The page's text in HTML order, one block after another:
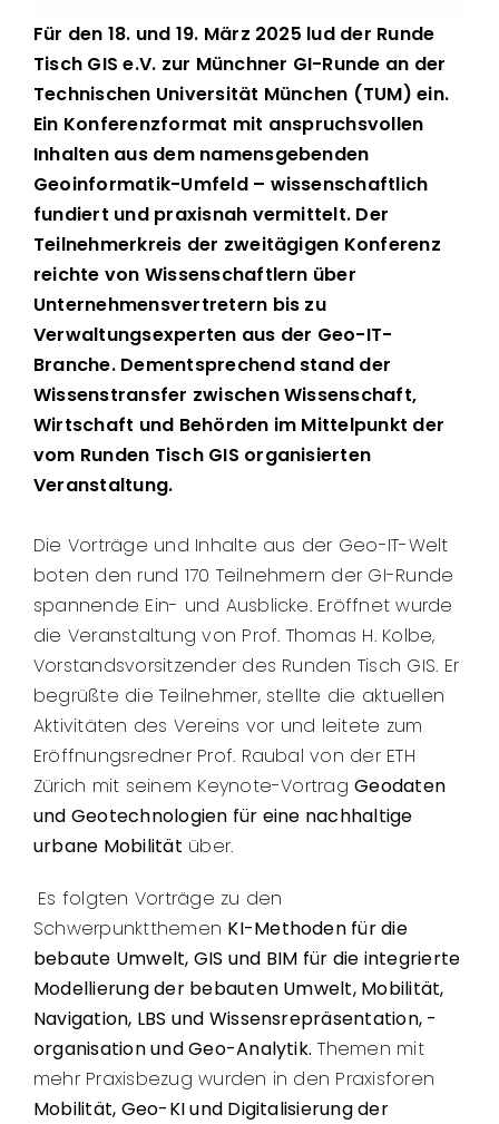
Für den 18. und 19. März 2025 lud der Runde
Tisch GIS e.V. zur Münchner GI-Runde an der
Technischen Universität München (TUM) ein.
Ein Konferenzformat mit anspruchsvollen
Inhalten aus dem namensgebenden
Geoinformatik-Umfeld – wissenschaftlich
fundiert und praxisnah vermittelt. Der
Teilnehmerkreis der zweitägigen Konferenz
reichte von Wissenschaftlern über
Unternehmensvertretern bis zu
Verwaltungsexperten aus der Geo-IT-
Branche. Dementsprechend stand der
Wissenstransfer zwischen Wissenschaft,
Wirtschaft und Behörden im Mittelpunkt der
vom Runden Tisch GIS organisierten
Veranstaltung.
Die Vorträge und Inhalte aus der Geo-IT-Welt
boten den rund 170 Teilnehmern der GI-Runde
spannende Ein- und Ausblicke. Eröffnet wurde
die Veranstaltung von Prof. Thomas H. Kolbe,
Vorstandsvorsitzender des Runden Tisch GIS. Er
begrüßte die Teilnehmer, stellte die aktuellen
Aktivitäten des Vereins vor und leitete zum
Eröffnungsredner Prof. Raubal von der ETH
Zürich mit seinem Keynote-VortragGeodaten
und Geotechnologien für eine nachhaltige
urbane Mobilität über.
Es folgten Vorträge zu den
Schwerpunktthemen KI-Methoden für die
bebaute Umwelt, GIS und BIM für die integrierte
Modellierung der bebauten Umwelt, Mobilität,
Navigation, LBS und Wissensrepräsentation, -
organisation und Geo-Analytik. Themen mit
mehr Praxisbezug wurden in den Praxisforen
Mobilität, Geo-KI und Digitalisierung der